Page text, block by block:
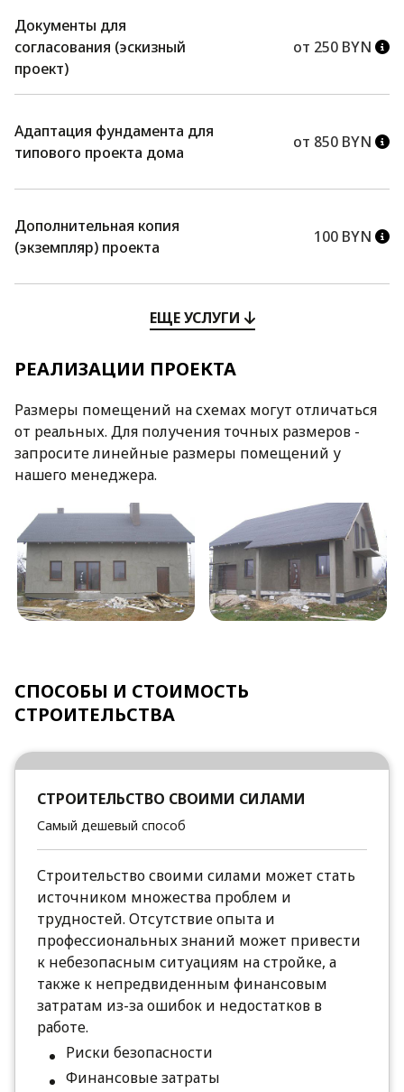
Документы для
согласования (эскизный
проект)
от 250 BYN
Адаптация фундамента для
типового проекта дома
от 850 BYN
Дополнительная копия
(экземпляр) проекта
100 BYN
ЕЩЕ УСЛУГИ
РЕАЛИЗАЦИИ ПРОЕКТА
Размеры помещений на схемах могут отличаться
от реальных. Для получения точных размеров -
запросите линейные размеры помещений у
нашего менеджера.
СПОСОБЫ И СТОИМОСТЬ
СТРОИТЕЛЬСТВА
СТРОИТЕЛЬСТВО СВОИМИ СИЛАМИ
Самый дешевый способ
Строительство своими силами может стать
источником множества проблем и
трудностей. Отсутствие опыта и
профессиональных знаний может привести
к небезопасным ситуациям на стройке, а
также к непредвиденным финансовым
затратам из-за ошибок и недостатков в
работе.
Риски безопасности
Финансовые затраты